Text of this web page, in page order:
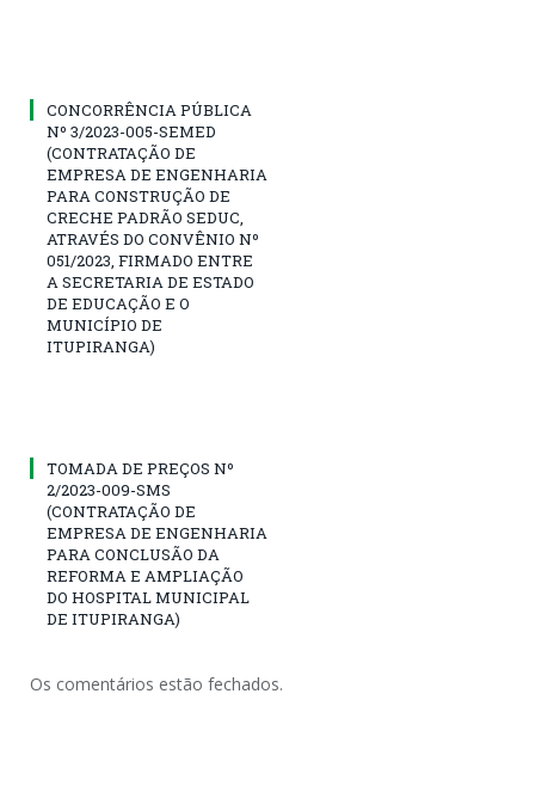
CONCORRÊNCIA PÚBLICA
Nº 3/2023-005-SEMED
(CONTRATAÇÃO DE
EMPRESA DE ENGENHARIA
PARA CONSTRUÇÃO DE
CRECHE PADRÃO SEDUC,
ATRAVÉS DO CONVÊNIO Nº
051/2023, FIRMADO ENTRE
A SECRETARIA DE ESTADO
DE EDUCAÇÃO E O
MUNICÍPIO DE
ITUPIRANGA)
TOMADA DE PREÇOS Nº
2/2023-009-SMS
(CONTRATAÇÃO DE
EMPRESA DE ENGENHARIA
PARA CONCLUSÃO DA
REFORMA E AMPLIAÇÃO
DO HOSPITAL MUNICIPAL
DE ITUPIRANGA)
Os comentários estão fechados.